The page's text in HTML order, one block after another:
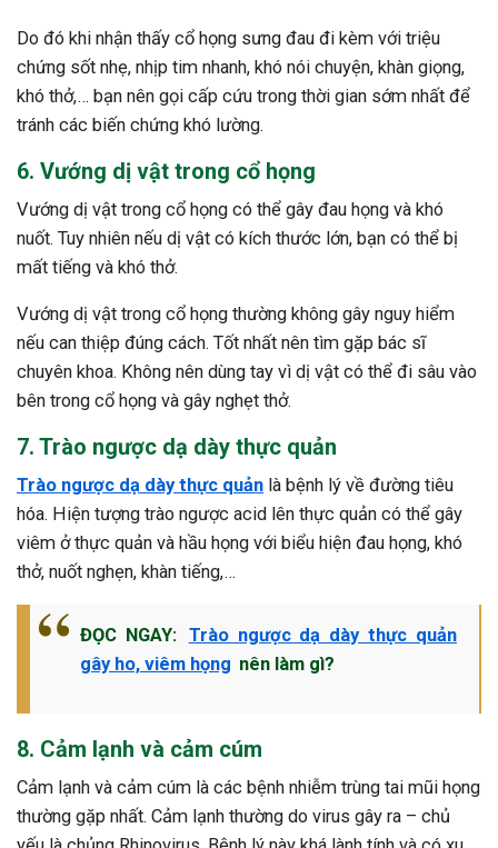
Do đó khi nhận thấy cổ họng sưng đau đi kèm với triệu
chứng sốt nhẹ, nhịp tim nhanh, khó nói chuyện, khàn giọng,
khó thở,… bạn nên gọi cấp cứu trong thời gian sớm nhất để
tránh các biến chứng khó lường.
6. Vướng dị vật trong cổ họng
Vướng dị vật trong cổ họng có thể gây đau họng và khó
nuốt. Tuy nhiên nếu dị vật có kích thước lớn, bạn có thể bị
mất tiếng và khó thở.
Vướng dị vật trong cổ họng thường không gây nguy hiểm
nếu can thiệp đúng cách. Tốt nhất nên tìm gặp bác sĩ
chuyên khoa. Không nên dùng tay vì dị vật có thể đi sâu vào
bên trong cổ họng và gây nghẹt thở.
7. Trào ngược dạ dày thực quản
Trào ngược dạ dày thực quản là bệnh lý về đường tiêu
hóa. Hiện tượng trào ngược acid lên thực quản có thể gây
viêm ở thực quản và hầu họng với biểu hiện đau họng, khó
thở, nuốt nghẹn, khàn tiếng,…
ĐỌC NGAY: Trào ngược dạ dày thực quản
gây ho, viêm họng nên làm gì?
8. Cảm lạnh và cảm cúm
Cảm lạnh và cảm cúm là các bệnh nhiễm trùng tai mũi họng
thường gặp nhất. Cảm lạnh thường do virus gây ra – chủ